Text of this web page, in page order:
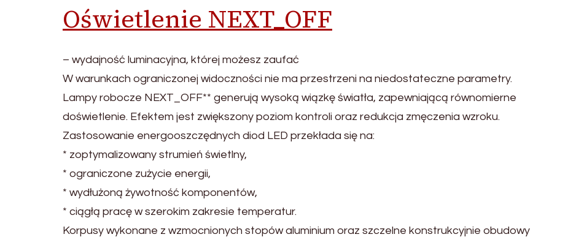
Oświetlenie NEXT_OFF
– wydajność luminacyjna, której możesz zaufać
W warunkach ograniczonej widoczności nie ma przestrzeni na niedostateczne parametry.
Lampy robocze NEXT_OFF** generują wysoką wiązkę światła, zapewniającą równomierne
doświetlenie. Efektem jest zwiększony poziom kontroli oraz redukcja zmęczenia wzroku.
Zastosowanie energooszczędnych diod LED przekłada się na:
* zoptymalizowany strumień świetlny,
* ograniczone zużycie energii,
* wydłużoną żywotność komponentów,
* ciągłą pracę w szerokim zakresie temperatur.
Korpusy wykonane z wzmocnionych stopów aluminium oraz szczelne konstrukcyjnie obudowy